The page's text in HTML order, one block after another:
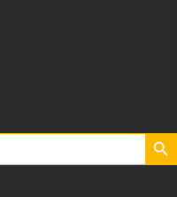
Search